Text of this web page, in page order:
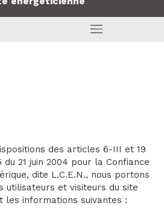
des articles 6-III et 19
21 juin 2004 pour la Confiance
dite L.C.E.N., nous portons
utilisateurs et visiteurs du site
les informations suivantes :